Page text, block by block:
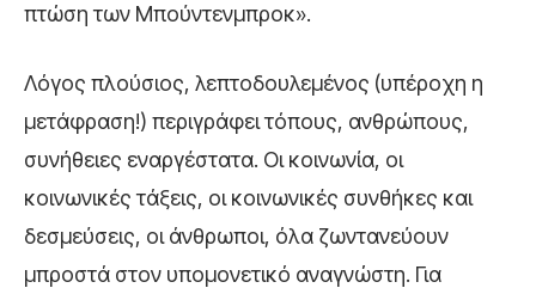
πτώση των Μπούντενμπροκ».
Λόγος πλούσιος, λεπτοδουλεμένος (υπέροχη η
μετάφραση!) περιγράφει τόπους, ανθρώπους,
συνήθειες εναργέστατα. Οι κοινωνία, οι
κοινωνικές τάξεις, οι κοινωνικές συνθήκες και
δεσμεύσεις, οι άνθρωποι, όλα ζωντανεύουν
μπροστά στον υπομονετικό αναγνώστη. Για